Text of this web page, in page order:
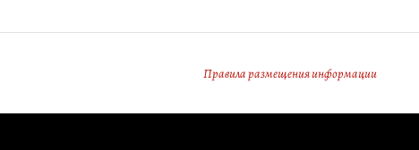
Правила размещения информации